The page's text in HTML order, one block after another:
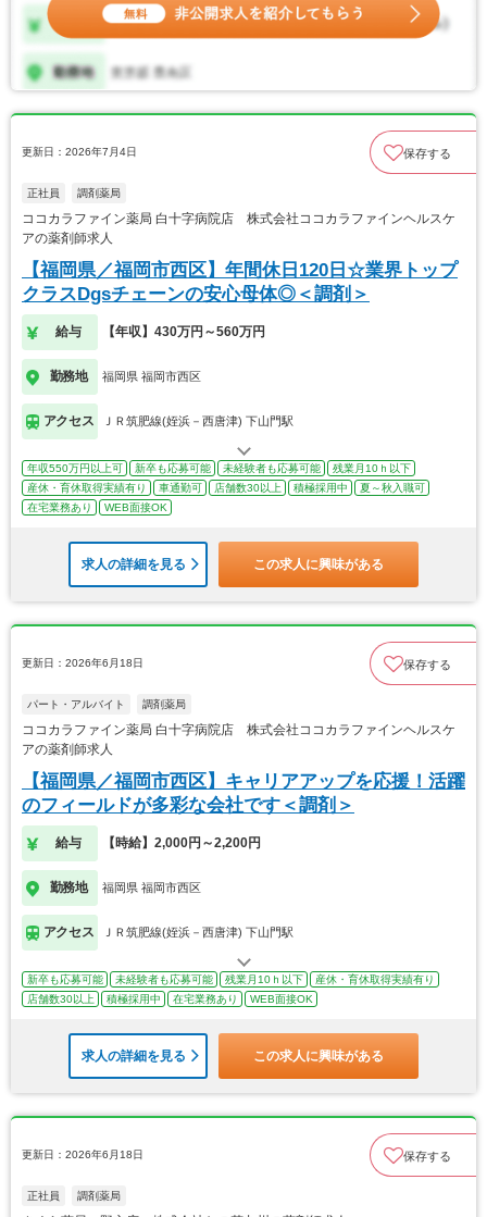
更新日：2026年7月4日 保存する
正社員 調剤薬局
ココカラファイン薬局 白十字病院店 株式会社ココカラファインヘルスケ
アの薬剤師求人
【福岡県／福岡市西区】年間休日120日☆業界トップ
クラスDgsチェーンの安心母体◎＜調剤＞
給与 【年収】430万円～560万円
勤務地 福岡県 福岡市西区
アクセス ＪＲ筑肥線(姪浜－西唐津) 下山門駅
年収550万円以上可 新卒も応募可能 未経験者も応募可能
残業月10ｈ以下
産休・育休取得実績有り
車通勤可 店舗数30以上 積極採用中
夏～秋入職可
在宅業務あり
WEB面接OK
求人の詳細を見る この求人に興味がある
更新日：2026年6月18日 保存する
パート・アルバイト 調剤薬局
ココカラファイン薬局 白十字病院店 株式会社ココカラファインヘルスケ
アの薬剤師求人
【福岡県／福岡市西区】キャリアアップを応援！活躍
のフィールドが多彩な会社です＜調剤＞
給与 【時給】2,000円～2,200円
勤務地 福岡県 福岡市西区
アクセス ＪＲ筑肥線(姪浜－西唐津) 下山門駅
新卒も応募可能 未経験者も応募可能 残業月10ｈ以下
産休・育休取得実績有り
店舗数30以上
積極採用中 在宅業務あり WEB面接OK
求人の詳細を見る この求人に興味がある
更新日：2026年6月18日 保存する
正社員 調剤薬局